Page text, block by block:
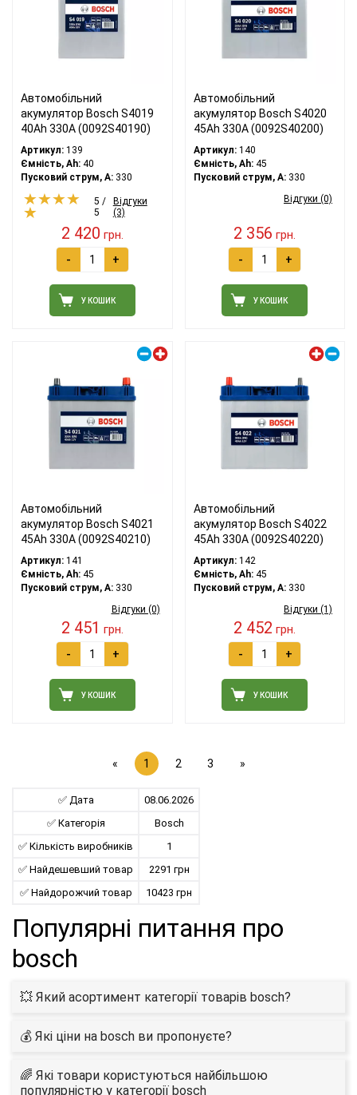
Автомобільний
акумулятор Bosch S4019
40Ah 330A (0092S40190)
Артикул: 139
Ємність, Ah: 40
Пусковий струм, A: 330
5 /
5
Відгуки
(3)
2 420 грн.
- +
У КОШИК
Автомобільний
акумулятор Bosch S4020
45Ah 330A (0092S40200)
Артикул:140
Ємність, Ah:45
Пусковий струм, A:330
Відгуки (0)
2 356 грн.
- +
У КОШИК
Автомобільний
акумулятор Bosch S4021
45Ah 330A (0092S40210)
Артикул: 141
Ємність, Ah: 45
Пусковий струм, A: 330
Відгуки (0)
2 451 грн.
- +
У КОШИК
Автомобільний
акумулятор Bosch S4022
45Ah 330A (0092S40220)
Артикул:142
Ємність, Ah:45
Пусковий струм, A:330
Відгуки (1)
2 452 грн.
- +
У КОШИК
« 1 2 3 »
✅ Дата
08.06.2026
✅ Категорія
Bosch
✅ Кількість виробників
1
✅ Найдешевший товар
2291 грн
✅ Найдорожчий товар
10423 грн
Популярні питання про
bosch
💥 Який асортимент категорії товарів bosch?
💰 Які ціни на bosch ви пропонуєте?
🌈 Які товари користуються найбільшою
популярністю у категорії bosch